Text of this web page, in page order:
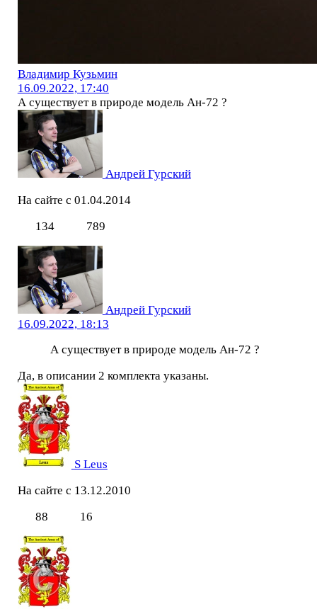
Владимир Кузьмин
16.09.2022, 17:40
А существует в природе модель Ан-72 ?
Андрей Гурский
На сайте с 01.04.2014
134
789
Андрей Гурский
16.09.2022, 18:13
А существует в природе модель Ан-72 ?
Да, в описании 2 комплекта указаны.
S Leus
На сайте с 13.12.2010
88
16